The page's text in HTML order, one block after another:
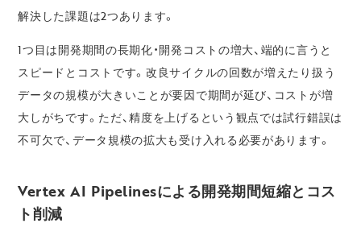
解決した課題は2つあります。
1つ目は開発期間の長期化・開発コストの増大、端的に言うと
スピードとコストです。改良サイクルの回数が増えたり扱う
データの規模が大きいことが要因で期間が延び、コストが増
大しがちです。ただ、精度を上げるという観点では試行錯誤は
不可欠で、データ規模の拡大も受け入れる必要があります。
Vertex AI Pipelinesによる開発期間短縮とコス
ト削減